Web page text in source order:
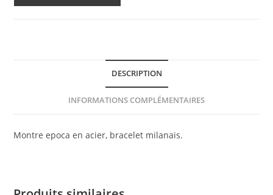
DESCRIPTION
INFORMATIONS COMPLÉMENTAIRES
Montre epoca en acier, bracelet milanais.